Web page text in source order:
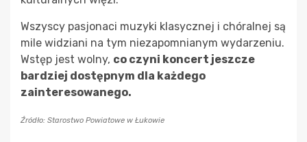
Wszyscy pasjonaci muzyki klasycznej i chóralnej są
mile widziani na tym niezapomnianym wydarzeniu.
Wstęp jest wolny, co czyni koncert jeszcze
bardziej dostępnym dla każdego
zainteresowanego.
Źródło: Starostwo Powiatowe w Łukowie